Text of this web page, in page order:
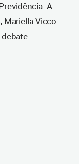
A
Mariella Vicco